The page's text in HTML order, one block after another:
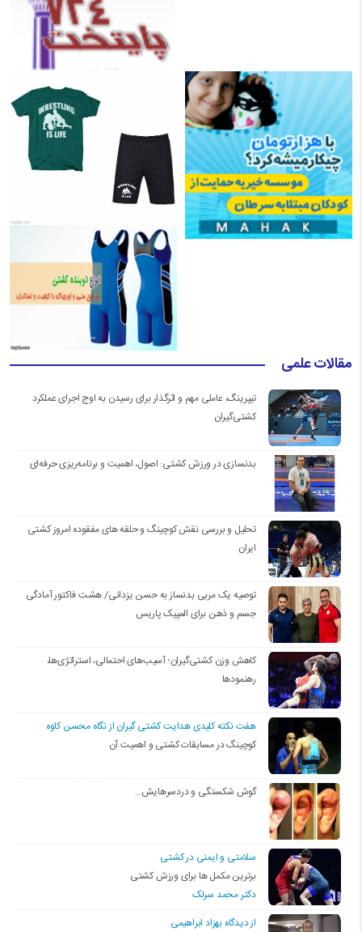
مقالات علمی
تیپرینگ، عاملی مهم و اثرگذار برای رسیدن به اوج اجرای عملکرد
کشتی‌گیران
بدنسازی در ورزش کشتی: اصول، اهمیت و برنامه‌ریزی حرفه‌ای
تحلیل و بررسی نقش کوچینگ و حلقه های مفقوده امروز کشتی
ایران
توصیه یک مربی بدنساز به حسن یزدانی/ هشت فاکتور آمادگی
جسم و ذهن برای المپیک پاریس
کاهش وزن کشتی‌گیران؛ آسیب‌های احتمالی، استراتژی‌ها،
رهنمودها
هفت نکته کلیدی هدایت کشتی گیران از نگاه محسن کاوه
کوچینگ در مسابقات کشتی و اهمیت آن
گوش شکستگی و دردسرهایش…
سلامتی و ایمنی در کشتی
برترین مکمل ها برای ورزش کشتی
دکتر محمد سرلک
از دیدگاه بهزاد ابراهیمی